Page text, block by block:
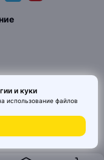
товаров со всего
защищены.
и куки
использование файлов